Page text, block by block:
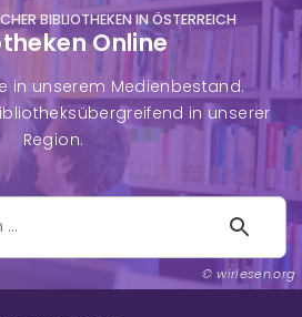
wirlesen.org
BIBLIOTHEKEN IN ÖSTERREICH
Online
in unserem Medienbestand.
in unserer
Region.